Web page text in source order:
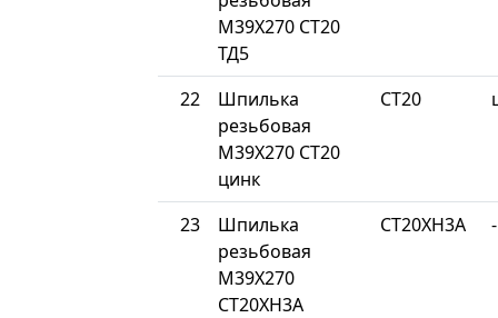
М39Х270 СТ20
ТД5
22
Шпилька
резьбовая
М39Х270 СТ20
цинк
СТ20
23
Шпилька
резьбовая
М39Х270
СТ20ХН3А
СТ20ХН3А -